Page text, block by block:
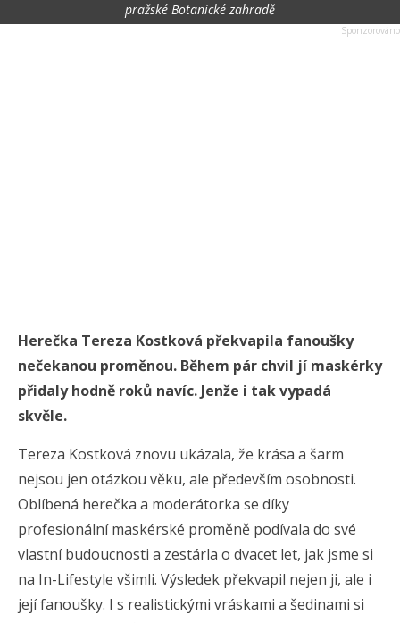
pražské Botanické zahradě
Herečka Tereza Kostková překvapila fanoušky
nečekanou proměnou. Během pár chvil jí maskérky
přidaly hodně roků navíc. Jenže i tak vypadá
skvěle.
Tereza Kostková znovu ukázala, že krása a šarm
nejsou jen otázkou věku, ale především osobnosti.
Oblíbená herečka a moderátorka se díky
profesionální maskérské proměně podívala do své
vlastní budoucnosti a zestárla o dvacet let, jak jsme si
na In-Lifestyle všimli. Výsledek překvapil nejen ji, ale i
její fanoušky. I s realistickými vráskami a šedinami si